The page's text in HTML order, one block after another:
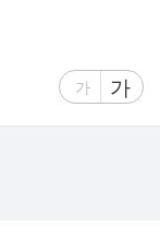
글
가
글
자
가